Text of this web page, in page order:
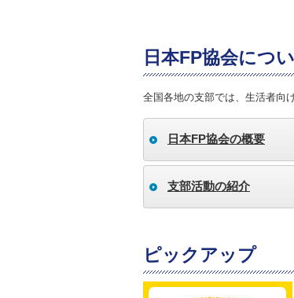
日本FP協会につ
全国各地の支部では、生活者向
日本FP協会の概要
支部活動の紹介
ピックアップ